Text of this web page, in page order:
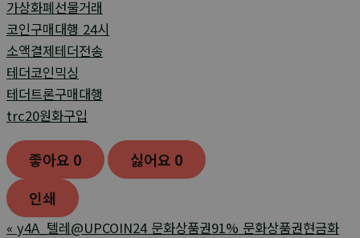
가상화폐선물거래
코인구매대행 24시
소액결제테더전송
테더코인믹싱
테더트론구매대행
trc20원화구입
좋아요 0 싫어요 0
인쇄
« y4A_텔레@UPCOIN24 문화상품권91% 문화상품권현금화